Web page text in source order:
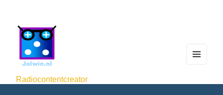
Radiocontentcreator
WIDG